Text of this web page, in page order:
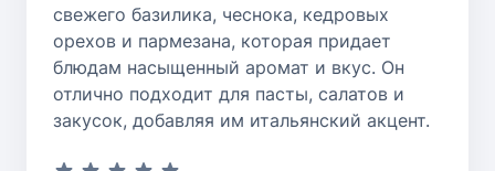
свежего базилика, чеснока, кедровых
орехов и пармезана, которая придает
блюдам насыщенный аромат и вкус. Он
отлично подходит для пасты, салатов и
закусок, добавляя им итальянский акцент.